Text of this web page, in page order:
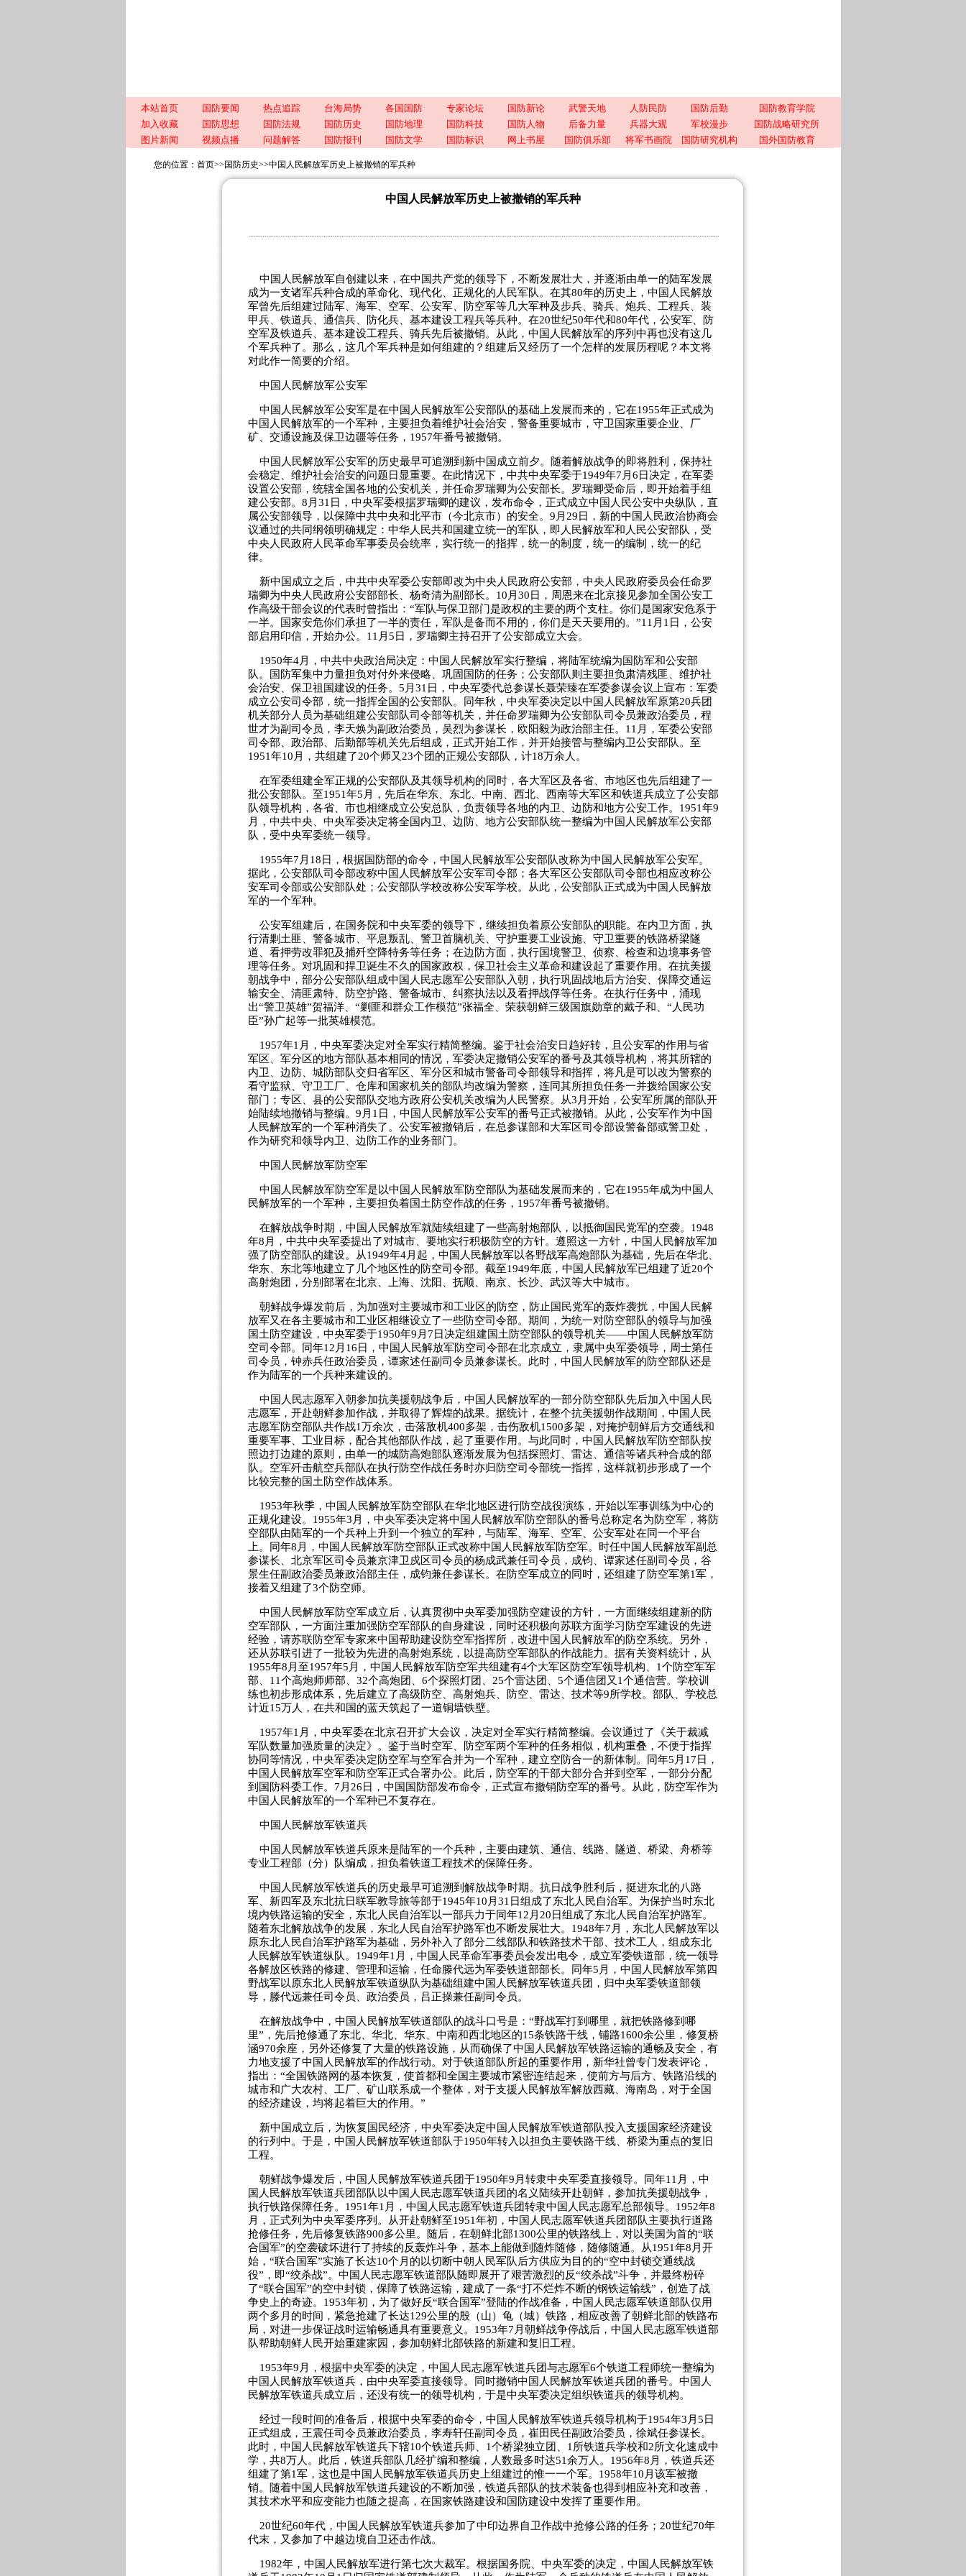
本站首页 国防要闻 热点追踪 台海局势 各国国防 专家论坛 国防新论 武警天地 人防民防 国防后勤
国防教育学院
加入收藏
国防思想 国防法规 国防历史 国防地理 国防科技 国防人物 后备力量 兵器大观 军校漫步
国防战略研究所
图片新闻
视频点播 问题解答 国防报刊 国防文学 国防标识 网上书屋 国防俱乐部 将军书画院 国防研究机构 国外国防教育
您的位置： 首页>> 国防历史>>中国人民解放军历史上被撤销的军兵种
中国人民解放军历史上被撤销的军兵种
中国人民解放军自创建以来，在中国共产党的领导下，不断发展壮大，并逐渐由单一的陆军发展
成为一支诸军兵种合成的革命化、现代化、正规化的人民军队。在其80年的历史上，中国人民解放
军曾先后组建过陆军、海军、空军、公安军、防空军等几大军种及步兵、骑兵、炮兵、工程兵、装
甲兵、铁道兵、通信兵、防化兵、基本建设工程兵等兵种。在20世纪50年代和80年代，公安军、防
空军及铁道兵、基本建设工程兵、骑兵先后被撤销。从此，中国人民解放军的序列中再也没有这几
个军兵种了。那么，这几个军兵种是如何组建的？组建后又经历了一个怎样的发展历程呢？本文将
对此作一简要的介绍。
中国人民解放军公安军
中国人民解放军公安军是在中国人民解放军公安部队的基础上发展而来的，它在1955年正式成为
中国人民解放军的一个军种，主要担负着维护社会治安，警备重要城市，守卫国家重要企业、厂
矿、交通设施及保卫边疆等任务，1957年番号被撤销。
中国人民解放军公安军的历史最早可追溯到新中国成立前夕。随着解放战争的即将胜利，保持社
会稳定、维护社会治安的问题日显重要。在此情况下，中共中央军委于1949年7月6日决定，在军委
设置公安部，统辖全国各地的公安机关，并任命罗瑞卿为公安部长。罗瑞卿受命后，即开始着手组
建公安部。8月31日，中央军委根据罗瑞卿的建议，发布命令，正式成立中国人民公安中央纵队，直
属公安部领导，以保障中共中央和北平市（今北京市）的安全。9月29日，新的中国人民政治协商会
议通过的共同纲领明确规定：中华人民共和国建立统一的军队，即人民解放军和人民公安部队，受
中央人民政府人民革命军事委员会统率，实行统一的指挥，统一的制度，统一的编制，统一的纪
律。
新中国成立之后，中共中央军委公安部即改为中央人民政府公安部，中央人民政府委员会任命罗
瑞卿为中央人民政府公安部部长、杨奇清为副部长。10月30日，周恩来在北京接见参加全国公安工
作高级干部会议的代表时曾指出：“军队与保卫部门是政权的主要的两个支柱。你们是国家安危系于
一半。国家安危你们承担了一半的责任，军队是备而不用的，你们是天天要用的。”11月1日，公安
部启用印信，开始办公。11月5日，罗瑞卿主持召开了公安部成立大会。
1950年4月，中共中央政治局决定：中国人民解放军实行整编，将陆军统编为国防军和公安部
队。国防军集中力量担负对付外来侵略、巩固国防的任务；公安部队则主要担负肃清残匪、维护社
会治安、保卫祖国建设的任务。5月31日，中央军委代总参谋长聂荣臻在军委参谋会议上宣布：军委
成立公安司令部，统一指挥全国的公安部队。同年秋，中央军委决定以中国人民解放军原第20兵团
机关部分人员为基础组建公安部队司令部等机关，并任命罗瑞卿为公安部队司令员兼政治委员，程
世才为副司令员，李天焕为副政治委员，吴烈为参谋长，欧阳毅为政治部主任。11月，军委公安部
司令部、政治部、后勤部等机关先后组成，正式开始工作，并开始接管与整编内卫公安部队。至
1951年10月，共组建了20个师又23个团的正规公安部队，计18万余人。
在军委组建全军正规的公安部队及其领导机构的同时，各大军区及各省、市地区也先后组建了一
批公安部队。至1951年5月，先后在华东、东北、中南、西北、西南等大军区和铁道兵成立了公安部
队领导机构，各省、市也相继成立公安总队，负责领导各地的内卫、边防和地方公安工作。1951年9
月，中共中央、中央军委决定将全国内卫、边防、地方公安部队统一整编为中国人民解放军公安部
队，受中央军委统一领导。
1955年7月18日，根据国防部的命令，中国人民解放军公安部队改称为中国人民解放军公安军。
据此，公安部队司令部改称中国人民解放军公安军司令部；各大军区公安部队司令部也相应改称公
安军司令部或公安部队处；公安部队学校改称公安军学校。从此，公安部队正式成为中国人民解放
军的一个军种。
公安军组建后，在国务院和中央军委的领导下，继续担负着原公安部队的职能。在内卫方面，执
行清剿土匪、警备城市、平息叛乱、警卫首脑机关、守护重要工业设施、守卫重要的铁路桥梁隧
道、看押劳改罪犯及捕歼空降特务等任务；在边防方面，执行国境警卫、侦察、检查和边境事务管
理等任务。对巩固和捍卫诞生不久的国家政权，保卫社会主义革命和建设起了重要作用。在抗美援
朝战争中，部分公安部队组成中国人民志愿军公安部队入朝，执行巩固战地后方治安、保障交通运
输安全、清匪肃特、防空护路、警备城市、纠察执法以及看押战俘等任务。在执行任务中，涌现
出“警卫英雄”贺福洋、“剿匪和群众工作模范”张福全、荣获朝鲜三级国旗勋章的戴子和、“人民功
臣”孙广起等一批英雄模范。
1957年1月，中央军委决定对全军实行精简整编。鉴于社会治安日趋好转，且公安军的作用与省
军区、军分区的地方部队基本相同的情况，军委决定撤销公安军的番号及其领导机构，将其所辖的
内卫、边防、城防部队交归省军区、军分区和城市警备司令部领导和指挥，将凡是可以改为警察的
看守监狱、守卫工厂、仓库和国家机关的部队均改编为警察，连同其所担负任务一并拨给国家公安
部门；专区、县的公安部队交地方政府公安机关改编为人民警察。从3月开始，公安军所属的部队开
始陆续地撤销与整编。9月1日，中国人民解放军公安军的番号正式被撤销。从此，公安军作为中国
人民解放军的一个军种消失了。公安军被撤销后，在总参谋部和大军区司令部设警备部或警卫处，
作为研究和领导内卫、边防工作的业务部门。
中国人民解放军防空军
中国人民解放军防空军是以中国人民解放军防空部队为基础发展而来的，它在1955年成为中国人
民解放军的一个军种，主要担负着国土防空作战的任务，1957年番号被撤销。
在解放战争时期，中国人民解放军就陆续组建了一些高射炮部队，以抵御国民党军的空袭。1948
年8月，中共中央军委提出了对城市、要地实行积极防空的方针。遵照这一方针，中国人民解放军加
强了防空部队的建设。从1949年4月起，中国人民解放军以各野战军高炮部队为基础，先后在华北、
华东、东北等地建立了几个地区性的防空司令部。截至1949年底，中国人民解放军已组建了近20个
高射炮团，分别部署在北京、上海、沈阳、抚顺、南京、长沙、武汉等大中城市。
朝鲜战争爆发前后，为加强对主要城市和工业区的防空，防止国民党军的轰炸袭扰，中国人民解
放军又在各主要城市和工业区相继设立了一些防空司令部。期间，为统一对防空部队的领导与加强
国土防空建设，中央军委于1950年9月7日决定组建国土防空部队的领导机关——中国人民解放军防
空司令部。同年12月16日，中国人民解放军防空司令部在北京成立，隶属中央军委领导，周士第任
司令员，钟赤兵任政治委员，谭家述任副司令员兼参谋长。此时，中国人民解放军的防空部队还是
作为陆军的一个兵种来建设的。
中国人民志愿军入朝参加抗美援朝战争后，中国人民解放军的一部分防空部队先后加入中国人民
志愿军，开赴朝鲜参加作战，并取得了辉煌的战果。据统计，在整个抗美援朝作战期间，中国人民
志愿军防空部队共作战1万余次，击落敌机400多架，击伤敌机1500多架，对掩护朝鲜后方交通线和
重要军事、工业目标，配合其他部队作战，起了重要作用。与此同时，中国人民解放军防空部队按
照边打边建的原则，由单一的城防高炮部队逐渐发展为包括探照灯、雷达、通信等诸兵种合成的部
队。空军歼击航空兵部队在执行防空作战任务时亦归防空司令部统一指挥，这样就初步形成了一个
比较完整的国土防空作战体系。
1953年秋季，中国人民解放军防空部队在华北地区进行防空战役演练，开始以军事训练为中心的
正规化建设。1955年3月，中央军委决定将中国人民解放军防空部队的番号总称定名为防空军，将防
空部队由陆军的一个兵种上升到一个独立的军种，与陆军、海军、空军、公安军处在同一个平台
上。同年8月，中国人民解放军防空部队正式改称中国人民解放军防空军。时任中国人民解放军副总
参谋长、北京军区司令员兼京津卫戍区司令员的杨成武兼任司令员，成钧、谭家述任副司令员，谷
景生任副政治委员兼政治部主任，成钧兼任参谋长。在防空军成立的同时，还组建了防空军第1军，
接着又组建了3个防空师。
中国人民解放军防空军成立后，认真贯彻中央军委加强防空建设的方针，一方面继续组建新的防
空军部队，一方面注重加强防空军部队的自身建设，同时还积极向苏联方面学习防空军建设的先进
经验，请苏联防空军专家来中国帮助建设防空军指挥所，改进中国人民解放军的防空系统。另外，
还从苏联引进了一批较为先进的高射炮系统，以提高防空军部队的作战能力。据有关资料统计，从
1955年8月至1957年5月，中国人民解放军防空军共组建有4个大军区防空军领导机构、1个防空军军
部、11个高炮师师部、32个高炮团、6个探照灯团、25个雷达团、5个通信团又1个通信营。学校训
练也初步形成体系，先后建立了高级防空、高射炮兵、防空、雷达、技术等9所学校。部队、学校总
计近15万人，在共和国的蓝天筑起了一道铜墙铁壁。
1957年1月，中央军委在北京召开扩大会议，决定对全军实行精简整编。会议通过了《关于裁减
军队数量加强质量的决定》。鉴于当时空军、防空军两个军种的任务相似，机构重叠，不便于指挥
协同等情况，中央军委决定防空军与空军合并为一个军种，建立空防合一的新体制。同年5月17日，
中国人民解放军空军和防空军正式合署办公。此后，防空军的干部大部分合并到空军，一部分分配
到国防科委工作。7月26日，中国国防部发布命令，正式宣布撤销防空军的番号。从此，防空军作为
中国人民解放军的一个军种已不复存在。
中国人民解放军铁道兵
中国人民解放军铁道兵原来是陆军的一个兵种，主要由建筑、通信、线路、隧道、桥梁、舟桥等
专业工程部（分）队编成，担负着铁道工程技术的保障任务。
中国人民解放军铁道兵的历史最早可追溯到解放战争时期。抗日战争胜利后，挺进东北的八路
军、新四军及东北抗日联军教导旅等部于1945年10月31日组成了东北人民自治军。为保护当时东北
境内铁路运输的安全，东北人民自治军以一部兵力于同年12月20日组成了东北人民自治军护路军。
随着东北解放战争的发展，东北人民自治军护路军也不断发展壮大。1948年7月，东北人民解放军以
原东北人民自治军护路军为基础，另外补入了部分二线部队和铁路技术干部、技术工人，组成东北
人民解放军铁道纵队。1949年1月，中国人民革命军事委员会发出电令，成立军委铁道部，统一领导
各解放区铁路的修建、管理和运输，任命滕代远为军委铁道部部长。同年5月，中国人民解放军第四
野战军以原东北人民解放军铁道纵队为基础组建中国人民解放军铁道兵团，归中央军委铁道部领
导，滕代远兼任司令员、政治委员，吕正操兼任副司令员。
在解放战争中，中国人民解放军铁道部队的战斗口号是：“野战军打到哪里，就把铁路修到哪
里”，先后抢修通了东北、华北、华东、中南和西北地区的15条铁路干线，铺路1600余公里，修复桥
涵970余座，另外还修复了大量的铁路设施，从而确保了中国人民解放军铁路运输的通畅及安全，有
力地支援了中国人民解放军的作战行动。对于铁道部队所起的重要作用，新华社曾专门发表评论，
指出：“全国铁路网的基本恢复，使首都和全国主要城市紧密连结起来，使前方与后方、铁路沿线的
城市和广大农村、工厂、矿山联系成一个整体，对于支援人民解放军解放西藏、海南岛，对于全国
的经济建设，均将起着巨大的作用。”
新中国成立后，为恢复国民经济，中央军委决定中国人民解放军铁道部队投入支援国家经济建设
的行列中。于是，中国人民解放军铁道部队于1950年转入以担负主要铁路干线、桥梁为重点的复旧
工程。
朝鲜战争爆发后，中国人民解放军铁道兵团于1950年9月转隶中央军委直接领导。同年11月，中
国人民解放军铁道兵团部队以中国人民志愿军铁道兵团的名义陆续开赴朝鲜，参加抗美援朝战争，
执行铁路保障任务。1951年1月，中国人民志愿军铁道兵团转隶中国人民志愿军总部领导。1952年8
月，正式列为中央军委序列。从开赴朝鲜至1951年初，中国人民志愿军铁道兵团部队主要执行道路
抢修任务，先后修复铁路900多公里。随后，在朝鲜北部1300公里的铁路线上，对以美国为首的“联
合国军”的空袭破坏进行了持续的反轰炸斗争，基本上能做到随炸随修，随修随通。从1951年8月开
始，“联合国军”实施了长达10个月的以切断中朝人民军队后方供应为目的的“空中封锁交通线战
役”，即“绞杀战”。中国人民志愿军铁道部队随即展开了艰苦激烈的反“绞杀战”斗争，并最终粉碎
了“联合国军”的空中封锁，保障了铁路运输，建成了一条“打不烂炸不断的钢铁运输线”，创造了战
争史上的奇迹。1953年初，为了做好反“联合国军”登陆的作战准备，中国人民志愿军铁道部队仅用
两个多月的时间，紧急抢建了长达129公里的殷（山）龟（城）铁路，相应改善了朝鲜北部的铁路布
局，对进一步保证战时运输畅通具有重要意义。1953年7月朝鲜战争停战后，中国人民志愿军铁道部
队帮助朝鲜人民开始重建家园，参加朝鲜北部铁路的新建和复旧工程。
1953年9月，根据中央军委的决定，中国人民志愿军铁道兵团与志愿军6个铁道工程师统一整编为
中国人民解放军铁道兵，由中央军委直接领导。同时撤销中国人民解放军铁道兵团的番号。中国人
民解放军铁道兵成立后，还没有统一的领导机构，于是中央军委决定组织铁道兵的领导机构。
经过一段时间的准备后，根据中央军委的命令，中国人民解放军铁道兵领导机构于1954年3月5日
正式组成，王震任司令员兼政治委员，李寿轩任副司令员，崔田民任副政治委员，徐斌任参谋长。
此时，中国人民解放军铁道兵下辖10个铁道兵师、1个桥梁独立团、1所铁道兵学校和2所文化速成中
学，共8万人。此后，铁道兵部队几经扩编和整编，人数最多时达51余万人。1956年8月，铁道兵还
组建了第1军，这也是中国人民解放军铁道兵历史上组建过的惟一一个军。1958年10月该军被撤
销。随着中国人民解放军铁道兵建设的不断加强，铁道兵部队的技术装备也得到相应补充和改善，
其技术水平和应变能力也随之提高，在国家铁路建设和国防建设中发挥了重要作用。
20世纪60年代，中国人民解放军铁道兵参加了中印边界自卫作战中抢修公路的任务；20世纪70年
代末，又参加了中越边境自卫还击作战。
1982年，中国人民解放军进行第七次大裁军。根据国务院、中央军委的决定，中国人民解放军铁